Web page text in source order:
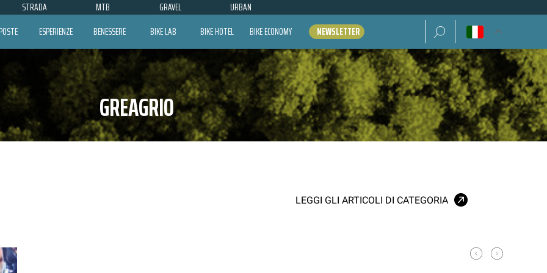
STRADA MTB GRAVEL URBAN
ESPERIENZE BENESSERE BIKE LAB BIKE HOTEL BIKE ECONOMY NEWSLETTER Ricerca per:
GREAGRIO
LEGGI GLI ARTICOLI DI CATEGORIA